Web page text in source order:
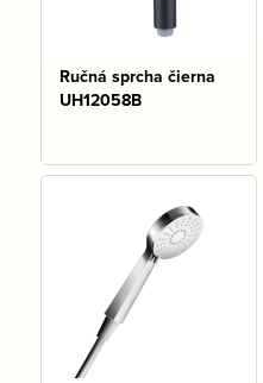
Ručná sprcha čierna
UH12058B